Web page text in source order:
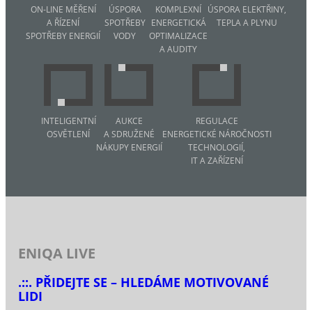
ON-LINE MĚŘENÍ
A ŘÍZENÍ
SPOTŘEBY ENERGIÍ
ÚSPORA
SPOTŘEBY
VODY
KOMPLEXNÍ
ENERGETICKÁ
OPTIMALIZACE
A AUDITY
ÚSPORA ELEKTŘINY,
TEPLA A PLYNU
INTELIGENTNÍ
OSVĚTLENÍ
AUKCE
A SDRUŽENÉ
NÁKUPY ENERGIÍ
REGULACE
ENERGETICKÉ NÁROČNOSTI
TECHNOLOGIÍ,
IT A ZAŘÍZENÍ
ENIQA LIVE
.::. PŘIDEJTE SE – HLEDÁME MOTIVOVANÉ
LIDI